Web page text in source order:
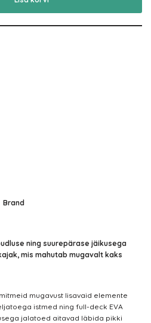
Brand
ning suurepärase jäikusega
mis mahutab mugavalt kaks
mugavust lisavaid elemente
istmed ning full-deck EVA
jalatoed aitavad läbida pikki